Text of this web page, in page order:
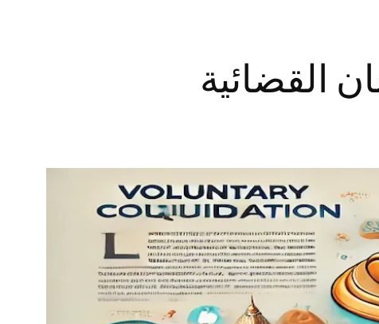
القضائية